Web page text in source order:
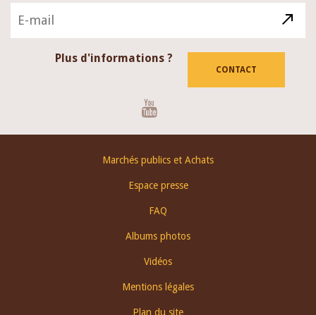
Plus d'informations ?
CONTACT
Marchés publics et Achats
Espace presse
FAQ
Albums photos
Vidéos
Mentions légales
Plan du site